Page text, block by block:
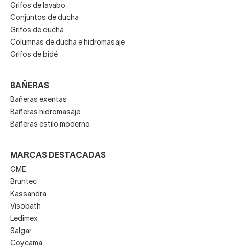
Grifos de lavabo
Conjuntos de ducha
Grifos de ducha
Columnas de ducha e hidromasaje
Grifos de bidé
BAÑERAS
Bañeras exentas
Bañeras hidromasaje
Bañeras estilo moderno
MARCAS DESTACADAS
GME
Bruntec
Kassandra
Visobath
Ledimex
Salgar
Coycama